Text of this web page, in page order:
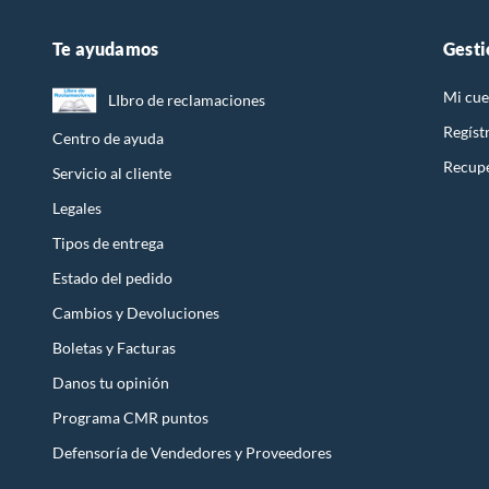
Kit
Te ayudamos
LIbro de reclamaciones
Centro de ayuda
Servicio al cliente
Legales
Tipos de entrega
Estado del pedido
Cambios y Devoluciones
Boletas y Facturas
Danos tu opinión
Programa CMR puntos
Defensoría de Vendedores y Proveedores
Mi